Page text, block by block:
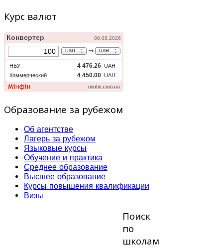
Курс валют
Образование за рубежом
Об агентстве
Лагерь за рубежом
Языковые курсы
Обучение и практика
Среднее образование
Высшее образование
Курсы повышения квалификации
Визы
Поиск
по
школам